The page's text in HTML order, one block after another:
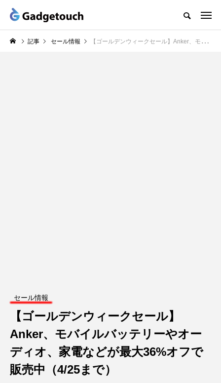
記事 セール情報 【ゴールデンウィークセール】Anker、モバイルバッテリーやオーディオ、家電などが最大36%オフで販売中（4/25まで）
セール情報
【ゴールデンウィークセール】
Anker、モバイルバッテリーやオー
ディオ、家電などが最大36%オフで
販売中（4/25まで）